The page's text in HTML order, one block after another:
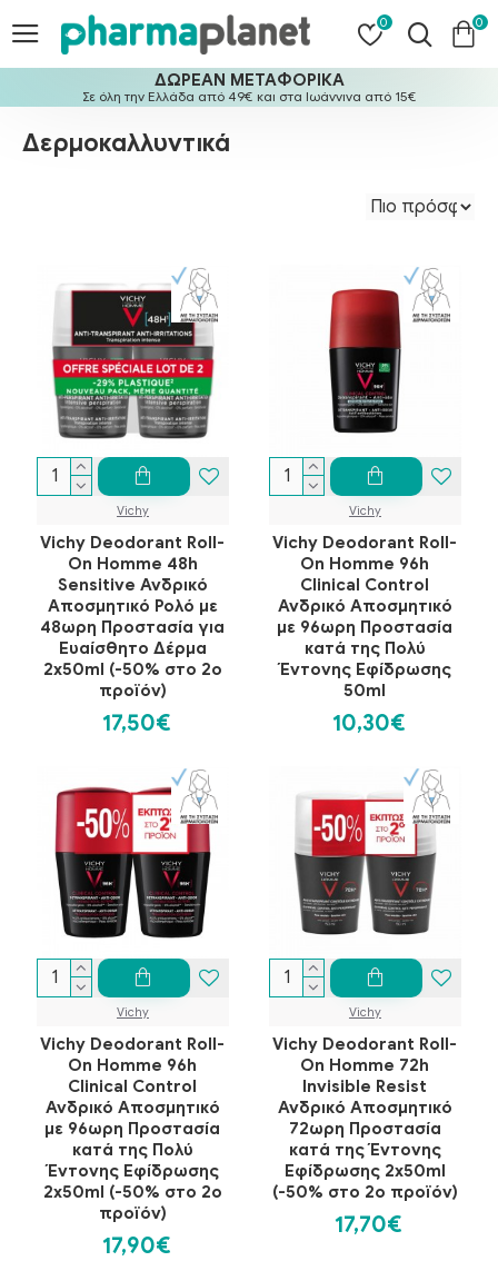
0 0
ΔΩΡΕΑΝ ΜΕΤΑΦΟΡΙΚΑ
Σε όλη την Ελλάδα από 49€ και στα Ιωάννινα από 15€
Δερμοκαλλυντικά
Vichy
Vichy Deodorant Roll-
On Homme 48h
Sensitive Ανδρικό
Αποσμητικό Ρολό με
48ωρη Προστασία για
Ευαίσθητο Δέρμα
2x50ml (-50% στο 2ο
προϊόν)
17,50€
Vichy
Vichy Deodorant Roll-
On Homme 96h
Clinical Control
Ανδρικό Αποσμητικό
με 96ωρη Προστασία
κατά της Πολύ
Έντονης Εφίδρωσης
50ml
10,30€
Vichy
Vichy Deodorant Roll-
On Homme 96h
Clinical Control
Ανδρικό Αποσμητικό
με 96ωρη Προστασία
κατά της Πολύ
Έντονης Εφίδρωσης
2x50ml (-50% στο 2ο
προϊόν)
17,90€
Vichy
Vichy Deodorant Roll-
On Homme 72h
Invisible Resist
Ανδρικό Αποσμητικό
72ωρη Προστασία
κατά της Έντονης
Εφίδρωσης 2x50ml
(-50% στο 2ο προϊόν)
17,70€